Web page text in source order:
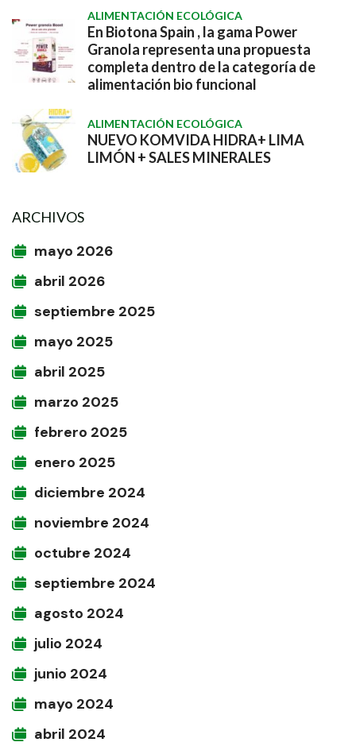
ALIMENTACIÓN ECOLÓGICA
En Biotona Spain , la gama Power
Granola representa una propuesta
completa dentro de la categoría de
alimentación bio funcional
ALIMENTACIÓN ECOLÓGICA
NUEVO KOMVIDA HIDRA+ LIMA
LIMÓN + SALES MINERALES
ARCHIVOS
mayo 2026
abril 2026
septiembre 2025
mayo 2025
abril 2025
marzo 2025
febrero 2025
enero 2025
diciembre 2024
noviembre 2024
octubre 2024
septiembre 2024
agosto 2024
julio 2024
junio 2024
mayo 2024
abril 2024